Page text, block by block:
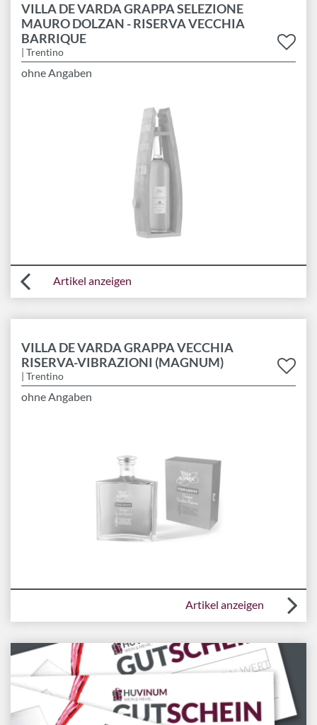
VILLA DE VARDA GRAPPA SELEZIONE
MAURO DOLZAN - RISERVA VECCHIA
BARRIQUE
| Trentino
ohne Angaben
Artikel anzeigen
VILLA DE VARDA GRAPPA VECCHIA
RISERVA-VIBRAZIONI (MAGNUM)
| Trentino
ohne Angaben
Artikel anzeigen